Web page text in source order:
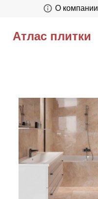
О компании
Атлас плитки